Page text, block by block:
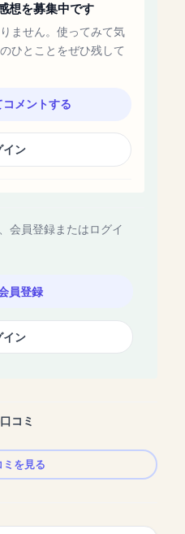
想を募集中です
ません。使ってみて気
ひとことをぜひ残して
メントする
イン
会員登録またはログイ
員登録
イン
コミ
ミを見る